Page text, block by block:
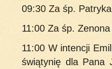
09:30 Za śp.
11:00 Za śp.
11:00 W intencji
świątynię dla Pana